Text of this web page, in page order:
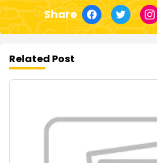
Share
Related Post